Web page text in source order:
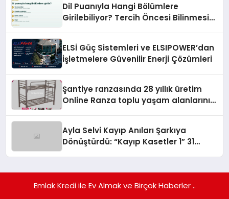
Dil Puanıyla Hangi Bölümlere
Girilebiliyor? Tercih Öncesi Bilinmesi
ELSİ Güç Sistemleri ve ELSIPOWER’dan
İşletmelere Güvenilir Enerji Çözümleri
Şantiye ranzasında 28 yıllık üretim
Online Ranza toplu yaşam alanlarını
Ayla Selvi Kayıp Anıları Şarkıya
Dönüştürdü: “Kayıp Kasetler 1” 31
Emlak Kredi ile Ev Almak ve Birçok Haberler ..